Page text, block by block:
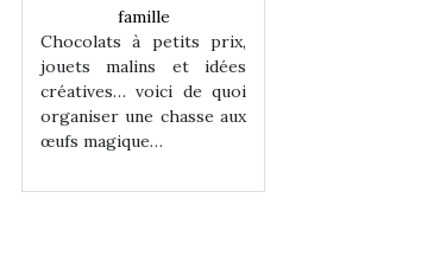
famille
Chocolats à petits prix,
jouets malins et idées
créatives… voici de quoi
organiser une chasse aux
œufs magique…